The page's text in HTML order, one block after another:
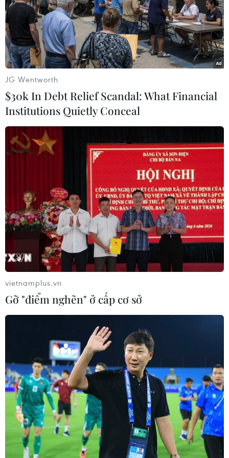
Cháy rừng tại Australia buộc hơn 100
trường học đóng cửa
20/11/2019 05:04
Ngày 20/11, nhà chức trách đã nâng mức cảnh báo
cháy tại bang Nam Australia, từ mức mức "nguy hiểm"
lên "thảm họa" khi nhiệt độ dự báo lên tới 42 độ C kèm
theo gió lớn.
JG Wentworth
$30k In Debt Relief Scandal: What Financial
Institutions Quietly Conceal
vietnamplus.vn
Gỡ "điểm nghẽn" ở cấp cơ sở